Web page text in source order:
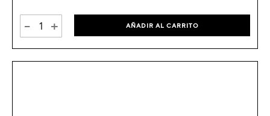
- + AÑADIR AL CARRITO